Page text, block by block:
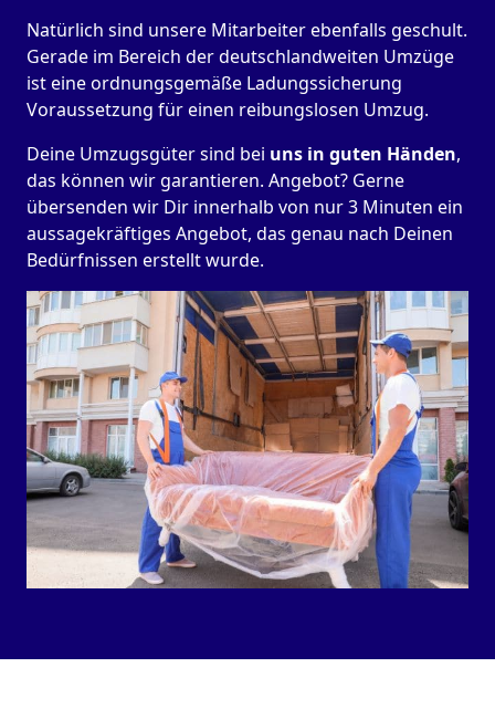
Natürlich sind unsere Mitarbeiter ebenfalls geschult.
Gerade im Bereich der deutschlandweiten Umzüge
ist eine ordnungsgemäße Ladungssicherung
Voraussetzung für einen reibungslosen Umzug.
Deine Umzugsgüter sind bei uns in guten Händen,
das können wir garantieren. Angebot? Gerne
übersenden wir Dir innerhalb von nur 3 Minuten ein
aussagekräftiges Angebot, das genau nach Deinen
Bedürfnissen erstellt wurde.